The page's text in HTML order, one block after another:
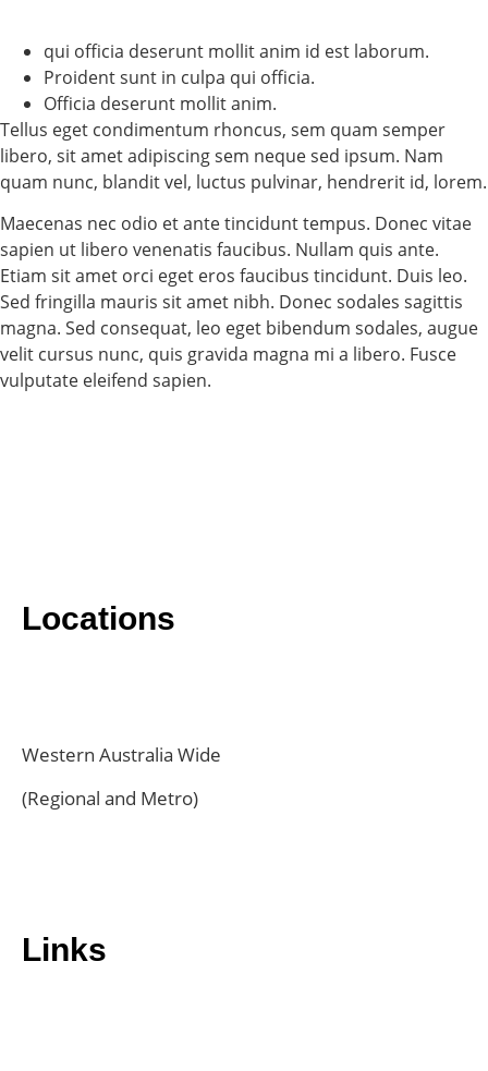
qui officia deserunt mollit anim id est laborum.
Proident sunt in culpa qui officia.
Officia deserunt mollit anim.
Tellus eget condimentum rhoncus, sem quam semper
libero, sit amet adipiscing sem neque sed ipsum. Nam
quam nunc, blandit vel, luctus pulvinar, hendrerit id, lorem.
Maecenas nec odio et ante tincidunt tempus. Donec vitae
sapien ut libero venenatis faucibus. Nullam quis ante.
Etiam sit amet orci eget eros faucibus tincidunt. Duis leo.
Sed fringilla mauris sit amet nibh. Donec sodales sagittis
magna. Sed consequat, leo eget bibendum sodales, augue
velit cursus nunc, quis gravida magna mi a libero. Fusce
vulputate eleifend sapien.
Locations
Western Australia Wide
(Regional and Metro)
Links